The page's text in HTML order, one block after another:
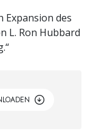
des
L. Ron Hubbard